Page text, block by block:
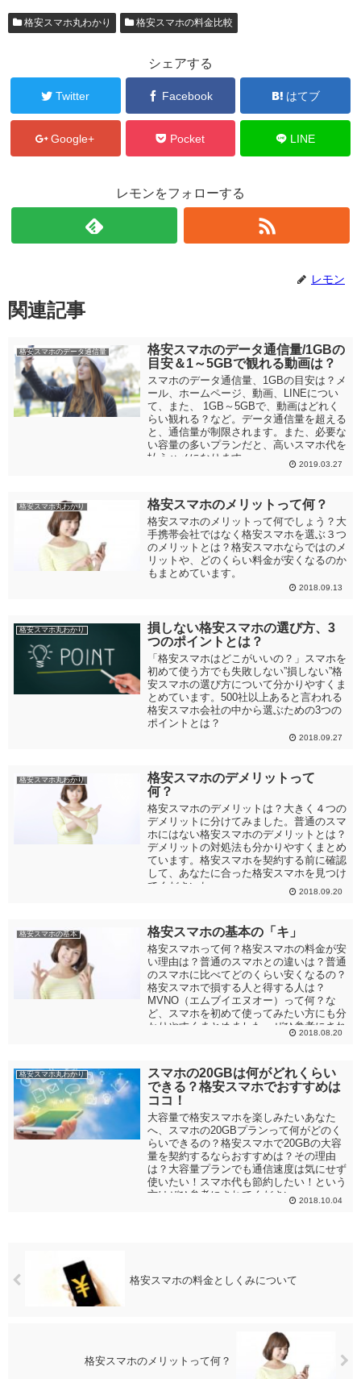
格安スマホ丸わかり 格安スマホの料金比較
シェアする
Twitter Facebook はてブ
Google+ Pocket LINE
レモンをフォローする
レモン
関連記事
格安スマホのデータ通信量
格安スマホのデータ通信量/1GBの
目安＆1～5GBで観れる動画は？
スマホのデータ通信量、1GBの目安は？メ
ール、ホームページ、動画、LINEについ
て、また、 1GB～5GBで、動画はどれく
らい観れる？など。データ通信量を超える
と、通信量が制限されます。また、必要な
い容量の多いプランだと、高いスマホ代を
払うハメになります。
2019.03.27
格安スマホ丸わかり 格安スマホのメリットって何？
格安スマホのメリットって何でしょう？大
手携帯会社ではなく格安スマホを選ぶ３つ
のメリットとは？格安スマホならではのメ
リットや、どのくらい料金が安くなるのか
もまとめています。
2018.09.13
格安スマホ丸わかり
損しない格安スマホの選び方、3
つのポイントとは？
「格安スマホはどこがいいの？」スマホを
初めて使う方でも失敗しない”損しない”格
安スマホの選び方について分かりやすくま
とめています。500社以上あると言われる
格安スマホ会社の中から選ぶための3つの
ポイントとは？
2018.09.27
格安スマホ丸わかり
格安スマホのデメリットって
何？
格安スマホのデメリットは？大きく４つの
デメリットに分けてみました。普通のスマ
ホにはない格安スマホのデメリットとは？
デメリットの対処法も分かりやすくまとめ
ています。格安スマホを契約する前に確認
して、あなたに合った格安スマホを見つけ
てくださいね。
2018.09.20
格安スマホの基本 格安スマホの基本の「キ」
格安スマホって何？格安スマホの料金が安
い理由は？普通のスマホとの違いは？普通
のスマホに比べてどのくらい安くなるの？
格安スマホで損する人と得する人は？
MVNO（エムブイエヌオー）って何？な
ど、スマホを初めて使ってみたい方にも分
かりやすくまとめました。ぜひ参考にされ
2018.08.20
格安スマホ丸わかり
スマホの20GBは何がどれくらい
できる？格安スマホでおすすめは
ココ！
大容量で格安スマホを楽しみたいあなた
へ、スマホの20GBプランって何がどのく
らいできるの？格安スマホで20GBの大容
量を契約するならおすすめは？その理由
は？大容量プランでも通信速度は気にせず
使いたい！スマホ代も節約したい！という
方はぜひ参考にされてください。2018.10.04
格安スマホの料金としくみについて
格安スマホのメリットって何？